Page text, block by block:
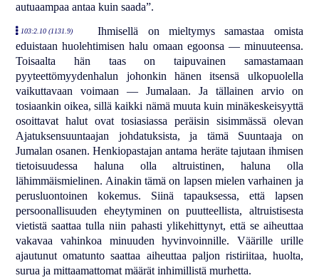
autuaampaa antaa kuin saada”.
103:2.10 (1131.9)
Ihmisellä on mieltymys samastaa omista
eduistaan huolehtimisen halu omaan egoonsa — minuuteensa.
Toisaalta hän taas on taipuvainen samastamaan
pyyteettömyydenhalun johonkin hänen itsensä ulkopuolella
vaikuttavaan voimaan — Jumalaan. Ja tällainen arvio on
tosiaankin oikea, sillä kaikki nämä muuta kuin minäkeskeisyyttä
osoittavat halut ovat tosiasiassa peräisin sisimmässä olevan
Ajatuksensuuntaajan johdatuksista, ja tämä Suuntaaja on
Jumalan osanen. Henkiopastajan antama heräte tajutaan ihmisen
tietoisuudessa haluna olla altruistinen, haluna olla
lähimmäismielinen. Ainakin tämä on lapsen mielen varhainen ja
perusluontoinen kokemus. Siinä tapauksessa, että lapsen
persoonallisuuden eheytyminen on puutteellista, altruistisesta
vietistä saattaa tulla niin pahasti ylikehittynyt, että se aiheuttaa
vakavaa vahinkoa minuuden hyvinvoinnille. Väärille urille
ajautunut omatunto saattaa aiheuttaa paljon ristiriitaa, huolta,
surua ja mittaamattomat määrät inhimillistä murhetta.